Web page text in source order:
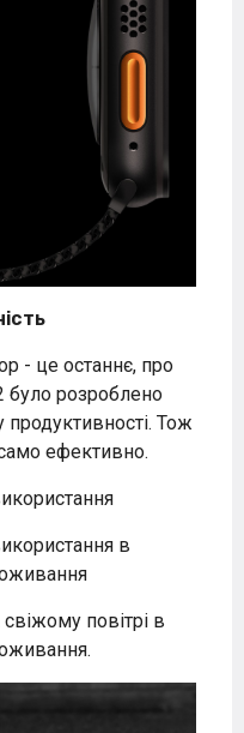
- це останнє, про
було розроблено
продуктивності. Тож
ефективно.
в
повітрі в